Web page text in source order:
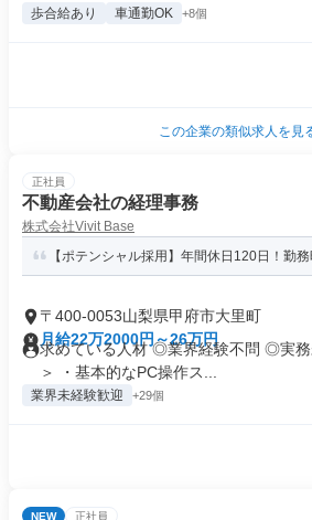
歩合給あり 車通勤OK +8個
この企業の類似求人を見
正社員
不動産会社の経理事務
株式会社Vivit Base
【ポテンシャル採用】年間休日120日！勤
〒400-0053山梨県甲府市大里町
月給22万2000円～26万円
求めている人材 ◎業界経験不問 ◎実
＞ ・基本的なPC操作ス...
業界未経験歓迎 +29個
NEW 正社員